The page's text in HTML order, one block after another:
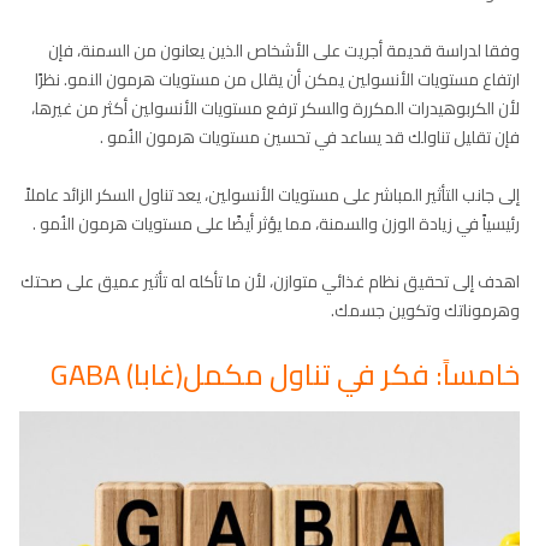
وفقا لدراسة قديمة أجريت على الأشخاص الذين يعانون من السمنة، فإن
ارتفاع مستويات الأنسولين يمكن أن يقلل من مستويات هرمون النمو. نظرًا
لأن الكربوهيدرات المكررة والسكر ترفع مستويات الأنسولين أكثر من غيرها،
فإن تقليل تناولك قد يساعد في تحسين مستويات هرمون النُمو .
إلى جانب التأثير المباشر على مستويات الأنسولين، يعد تناول السكر الزائد عاملاً
رئيسياً في زيادة الوزن والسمنة، مما يؤثر أيضًا على مستويات هرمون النُمو .
اهدف إلى تحقيق نظام غذائي متوازن، لأن ما تأكله له تأثير عميق على صحتك
وهرموناتك وتكوين جسمك.
خامساً: فكر في تناول مكمل(غابا) GABA